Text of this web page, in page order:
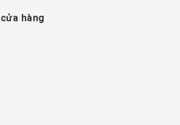
hàng